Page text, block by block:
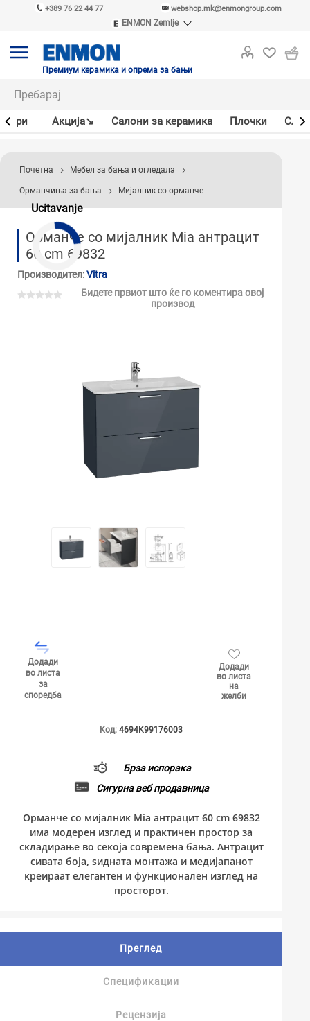
+389 76 22 44 77 webshop.mk@enmongroup.com
ENMON Zemlje
ENMON MKD
Премиум керамика и опрема за бањи
Акцијa↘ Салони за керамика Плочки
Ucitavanje
Почетна Мебел за бања и огледала
Орманчиња за бања Мијалник со орманче
Орманче со мијалник Mia антрацит
60 cm 69832
Производител:Vitra
Бидете првиот што ќе го коментира овој
производ
Додади
во листа
за
споредба
Додади
во листа
на
желби
Код: 4694K99176003
Брза испорака
Сигурна веб продавница
Орманче со мијалник Mia антрацит 60 cm 69832
има модерен изглед и практичен простор за
складирање во секоја современа бања. Антрацит
сивата боја, ѕидната монтажа и медијапанот
креираат елегантен и функционален изглед на
просторот.
Преглед
Спецификации
Рецензија